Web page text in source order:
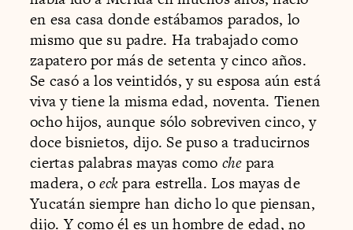
en esa casa donde estábamos parados, lo
mismo que su padre. Ha trabajado como
zapatero por más de setenta y cinco años.
Se casó a los veintidós, y su esposa aún está
viva y tiene la misma edad, noventa. Tienen
ocho hijos, aunque sólo sobreviven cinco, y
doce bisnietos, dijo. Se puso a traducirnos
ciertas palabras mayas como chepara
madera, oeckpara estrella. Los mayas de
Yucatán siempre han dicho lo que piensan,
dijo. Y como él es un hombre de edad, no